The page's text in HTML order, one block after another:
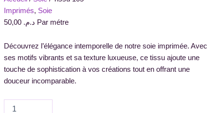
Imprimés, Soie
د.م. 50,00 Par métre
Découvrez l’élégance intemporelle de notre soie imprimée. Avec
ses motifs vibrants et sa texture luxueuse, ce tissu ajoute une
touche de sophistication à vos créations tout en offrant une
douceur incomparable.